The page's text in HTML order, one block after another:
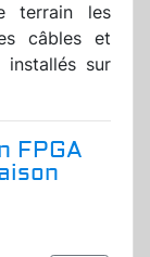
terrain les
câbles et
installés sur
FPGA